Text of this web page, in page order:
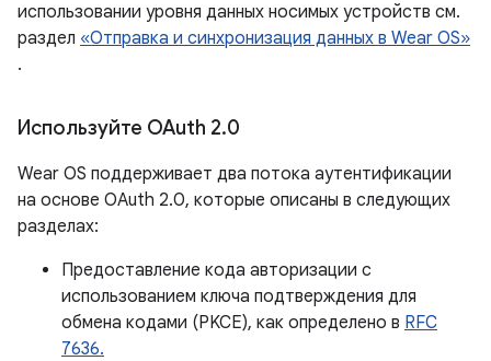
использовании уровня данных носимых устройств см.
раздел «Отправка и синхронизация данных в Wear OS»
.
Используйте OAuth 2.0
Wear OS поддерживает два потока аутентификации
на основе OAuth 2.0, которые описаны в следующих
разделах:
Предоставление кода авторизации с
использованием ключа подтверждения для
обмена кодами (PKCE), как определено в RFC
7636.